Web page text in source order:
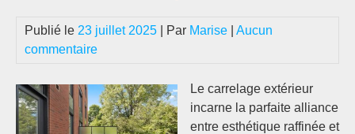
Publié le 23 juillet 2025 | Par Marise
Aucun
commentaire
Le carrelage extérieur
incarne la parfaite alliance
entre esthétique raffinée et